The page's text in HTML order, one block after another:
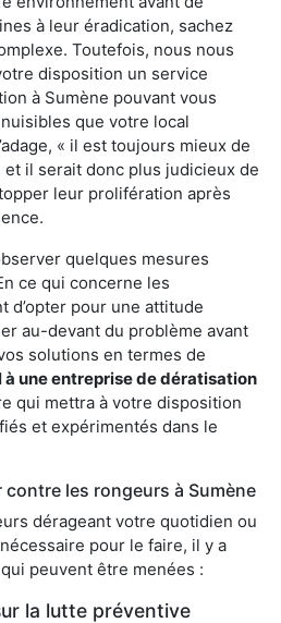
à leur éradication, sachez
Toutefois, nous nous
disposition un service
à Sumène pouvant vous
que votre local
« il est toujours mieux de
il serait donc plus judicieux de
leur prolifération après
quelques mesures
ce qui concerne les
d’opter pour une attitude
au-devant du problème avant
solutions en termes de
à une entreprise de dératisation
qui mettra à votre disposition
et expérimentés dans le
les rongeurs à Sumène
dérageant votre quotidien ou
pour le faire, il y a
peuvent être menées :
la lutte préventive